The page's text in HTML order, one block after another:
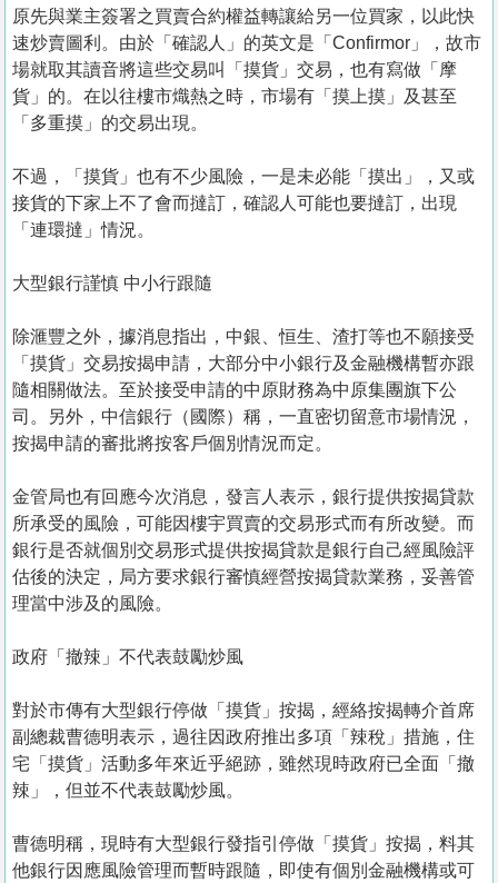
原先與業主簽署之買賣合約權益轉讓給另一位買家，以此快
速炒賣圖利。由於「確認人」的英文是「Confirmor」，故市
場就取其讀音將這些交易叫「摸貨」交易，也有寫做「摩
貨」的。在以往樓市熾熱之時，市場有「摸上摸」及甚至
「多重摸」的交易出現。
不過，「摸貨」也有不少風險，一是未必能「摸出」，又或
接貨的下家上不了會而撻訂，確認人可能也要撻訂，出現
「連環撻」情況。
大型銀行謹慎 中小行跟隨
除滙豐之外，據消息指出，中銀、恒生、渣打等也不願接受
「摸貨」交易按揭申請，大部分中小銀行及金融機構暫亦跟
隨相關做法。至於接受申請的中原財務為中原集團旗下公
司。另外，中信銀行（國際）稱，一直密切留意市場情況，
按揭申請的審批將按客戶個別情況而定。
金管局也有回應今次消息，發言人表示，銀行提供按揭貸款
所承受的風險，可能因樓宇買賣的交易形式而有所改變。而
銀行是否就個別交易形式提供按揭貸款是銀行自己經風險評
估後的決定，局方要求銀行審慎經營按揭貸款業務，妥善管
理當中涉及的風險。
政府「撤辣」不代表鼓勵炒風
對於市傳有大型銀行停做「摸貨」按揭，經絡按揭轉介首席
副總裁曹德明表示，過往因政府推出多項「辣稅」措施，住
宅「摸貨」活動多年來近乎絕跡，雖然現時政府已全面「撤
辣」，但並不代表鼓勵炒風。
曹德明稱，現時有大型銀行發指引停做「摸貨」按揭，料其
他銀行因應風險管理而暫時跟隨，即使有個別金融機構或可